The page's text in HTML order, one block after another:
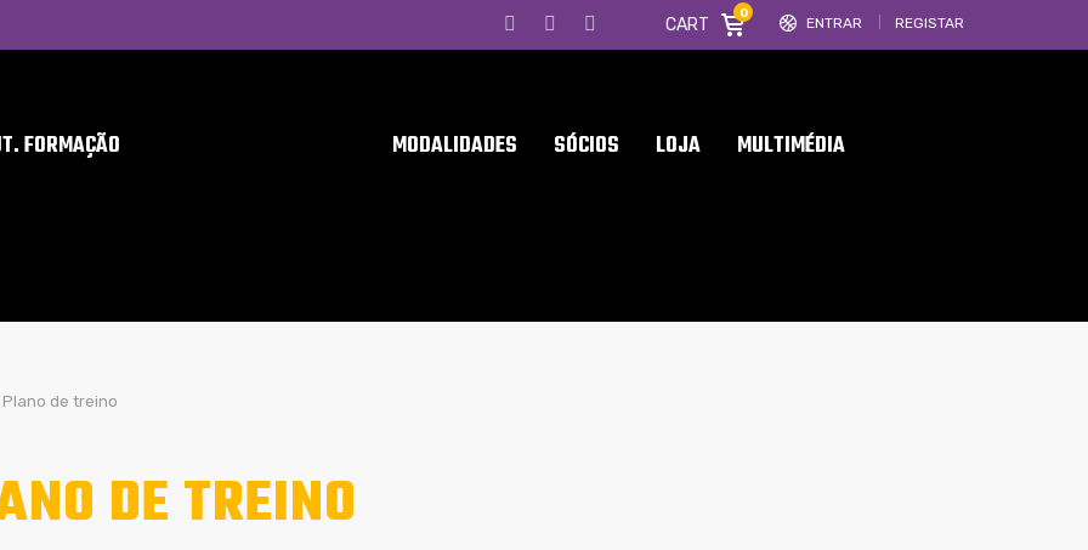
ENTRAR REGISTAR
CART
0
FORMAÇÃO MODALIDADES SÓCIOS LOJA MULTIMÉDIA
Plano de treino
DE TREINO